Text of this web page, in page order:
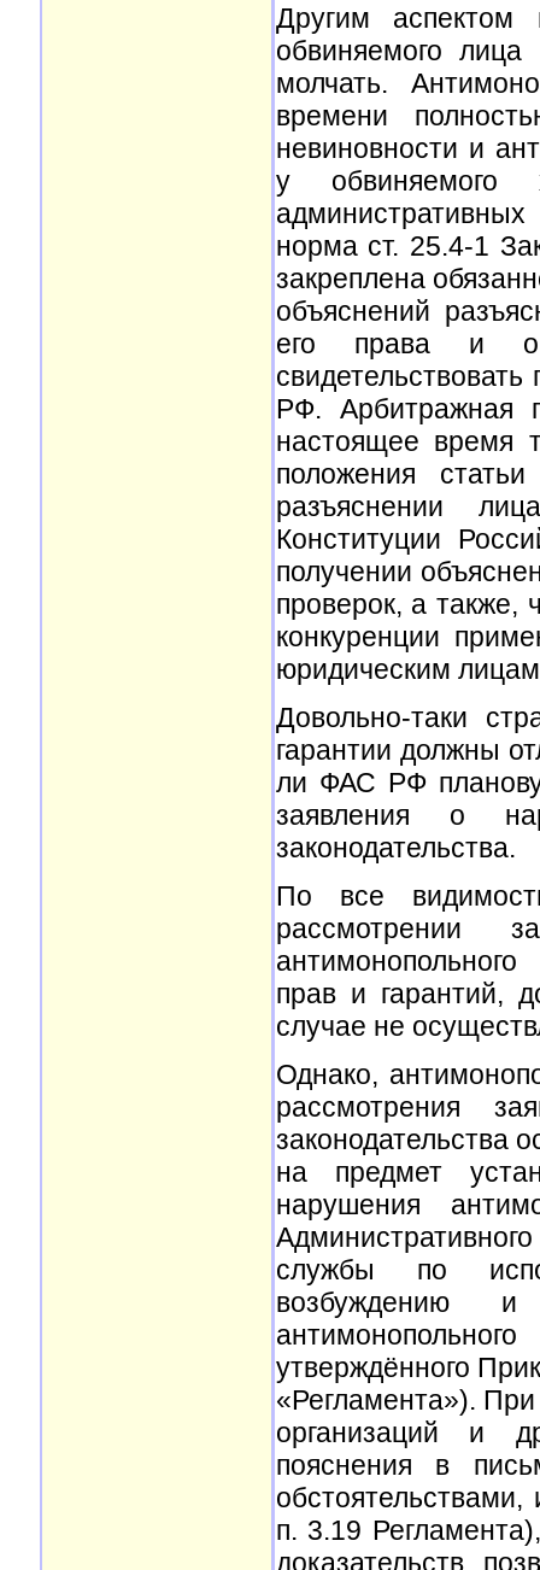
Другим аспектом
обвиняемого
молчать.
времени
невиновности и
у обвиняемого
норма ст. 25.4-1
закреплена
объяснений
его права и
РФ. Арбитражная
настоящее время
положения
разъяснении
Конституции
получении
проверок, а также,
конкуренции
юридическим лицам
Довольно-таки
гарантии должны
ли ФАС РФ
заявления о
законодательства.
По все
рассмотрении
прав и гарантий,
случае не
Однако,
рассмотрения
законодательства
на предмет
нарушения
службы по
возбуждению
утверждённого
«Регламента»).
организаций и
пояснения в
п. 3.19
доказательств,